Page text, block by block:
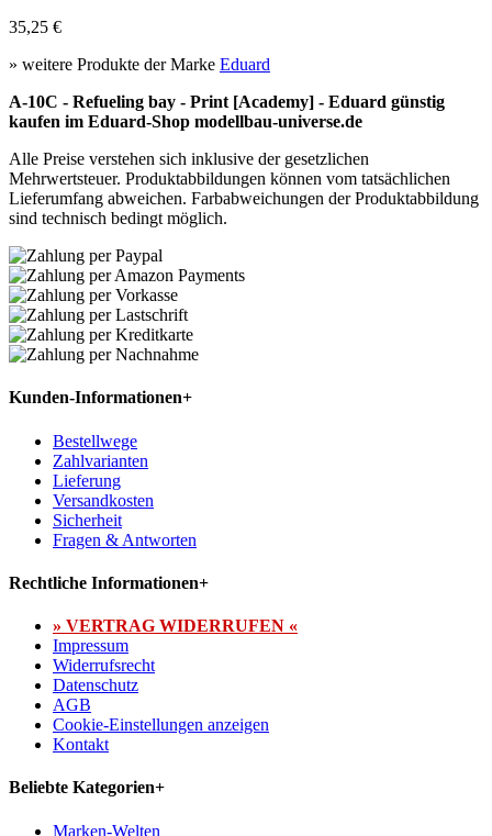
35,25 €
» weitere Produkte der Marke Eduard
A-10C - Refueling bay - Print [Academy] - Eduard günstig
kaufen im Eduard-Shop modellbau-universe.de
Alle Preise verstehen sich inklusive der gesetzlichen
Mehrwertsteuer. Produktabbildungen können vom tatsächlichen
Lieferumfang abweichen. Farbabweichungen der Produktabbildung
sind technisch bedingt möglich.
Kunden-Informationen+
Bestellwege
Zahlvarianten
Lieferung
Versandkosten
Sicherheit
Fragen & Antworten
Rechtliche Informationen+
» VERTRAG WIDERRUFEN «
Impressum
Widerrufsrecht
Datenschutz
AGB
Cookie-Einstellungen anzeigen
Kontakt
Beliebte Kategorien+
Marken-Welten